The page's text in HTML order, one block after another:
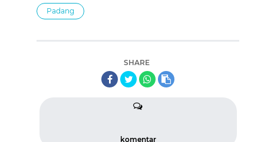
Padang
SHARE
komentar